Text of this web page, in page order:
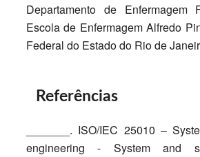
Departamento de Enfermagem
Escola de Enfermagem Alfredo
Federal do Estado do Rio de
Referências
_______. ISO/IEC 25010 –
engineering - System and